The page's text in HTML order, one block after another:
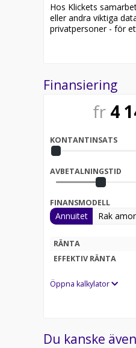
Hos Klickets
eller andra viktiga
privatpersoner - för
Finansiering
fr 4
KONTANTINSATS
AVBETALNINGSTID
FINANSMODELL
Annuitet Rak
RÄNTA
EFFEKTIV RÄNTA
Öppna kalkylator
Du kanske